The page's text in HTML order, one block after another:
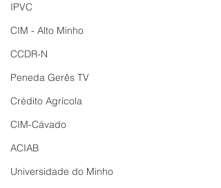
IPVC
CIM - Alto Minho
CCDR-N
Peneda Gerês TV
Crédito Agrícola
CIM-Cávado
ACIAB
Universidade do Minho